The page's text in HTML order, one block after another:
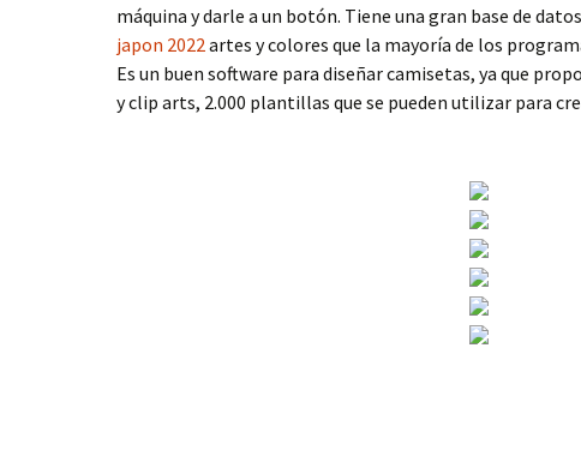
máquina y darle a un botón. Tiene una gran base de
japon 2022artes y colores que la mayoría de los
Es un buen software para diseñar camisetas, ya que
y clip arts, 2.000 plantillas que se pueden utilizar para